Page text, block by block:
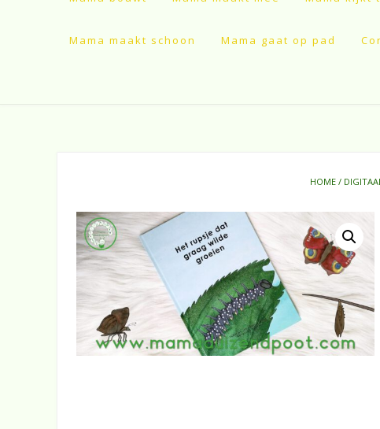
Mama maakt schoon Mama gaat op pad
HOME /